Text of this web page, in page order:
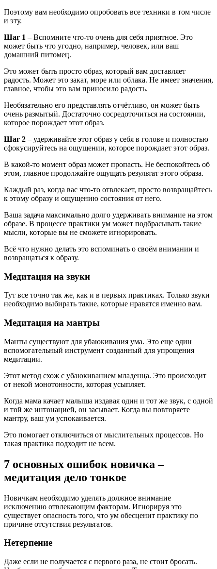
Поэтому вам необходимо опробовать все техники в том числе
и эту.
Шаг 1 – Вспомните что-то очень для себя приятное. Это
может быть что угодно, например, человек, или ваш
домашний питомец.
Это может быть просто образ, который вам доставляет
радость. Может это закат, море или облака. Не имеет значения,
главное, чтобы это вам приносило радость.
Необязательно его представлять отчётливо, он может быть
очень размытый. Достаточно сосредоточиться на состоянии,
которое порождает этот образ.
Шаг 2 – удерживайте этот образ у себя в голове и полностью
сфокусируйтесь на ощущении, которое порождает этот образ.
В какой-то момент образ может пропасть. Не беспокойтесь об
этом, главное продолжайте ощущать результат этого образа.
Каждый раз, когда вас что-то отвлекает, просто возвращайтесь
к этому образу и ощущению состояния от него.
Ваша задача максимально долго удерживать внимание на этом
образе. В процессе практики ум может подбрасывать такие
мысли, которые вы не сможете игнорировать.
Всё что нужно делать это вспоминать о своём внимании и
возвращаться к образу.
Медитация на звуки
Тут все точно так же, как и в первых практиках. Только звуки
необходимо выбирать такие, которые нравятся именно вам.
Медитация на мантры
Манты существуют для убаюкивания ума. Это еще один
вспомогательный инструмент созданный для упрощения
медитации.
Этот метод схож с убаюкиванием младенца. Это происходит
от некой монотонности, которая усыпляет.
Когда мама качает малыша издавая один и тот же звук, с одной
и той же интонацией, он засывает. Когда вы повторяете
мантру, ваш ум успокаивается.
Это помогает отключиться от мыслительных процессов. Но
такая практика подходит не всем.
7 основных ошибок новичка –
медитация дело тонкое
Новичкам необходимо уделять должное внимание
исключению отвлекающим факторам. Игнорируя это
существует опасность того, что ум обесценит практику по
причине отсутствия результатов.
Нетерпение
Даже если не получается с первого раза, не стоит бросать.